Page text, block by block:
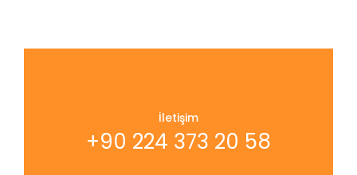
İletişim
+90 224 373 20 58